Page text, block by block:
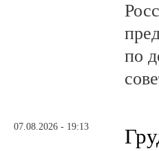
по
07.08.2026 - 19:13